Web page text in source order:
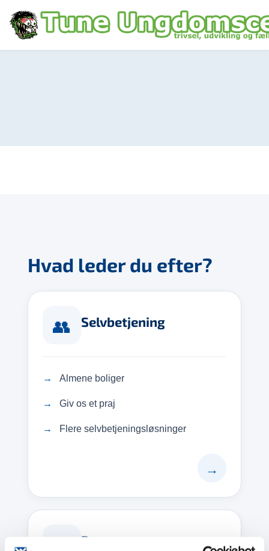
Hvad leder du efter?
👥 Selvbetjening
Almene boliger
Giv os et praj
Flere selvbetjeningsløsninger
→
Børn og unge